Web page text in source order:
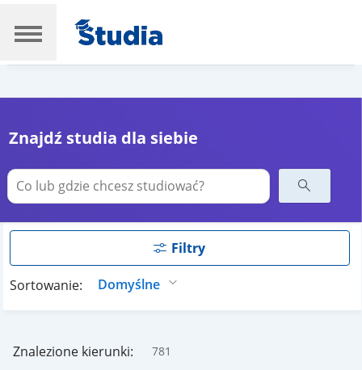
Znajdź studia dla siebie
Filtry
Sortowanie:
Znalezione kierunki: 781